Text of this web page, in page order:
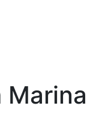
Marina